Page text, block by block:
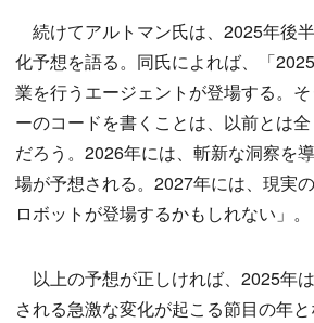
続けてアルトマン氏は、2025年後
化予想を語る。同氏によれば、「
業を行うエージェントが登場する。
ーのコードを書くことは、以前とは
だろう。2026年には、斬新な洞察を
場が予想される。2027年には、現実
ロボットが登場するかもしれない」。
以上の予想が正しければ、2025年
される急激な変化が起こる節目の年と